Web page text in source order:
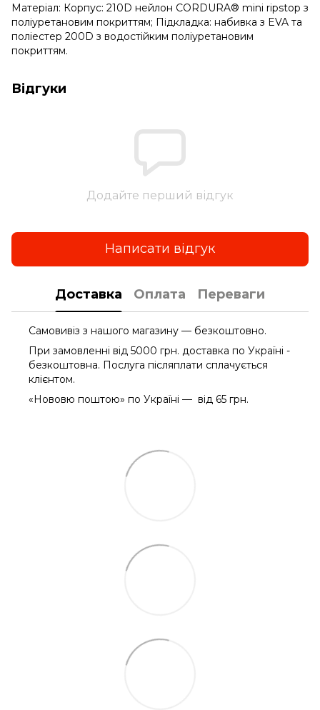
Матеріал: Корпус: 210D нейлон CORDURA® mini ripstop з
поліуретановим покриттям; Підкладка: набивка з EVA та
поліестер 200D з водостійким поліуретановим
покриттям.
Відгуки
Додайте перший відгук
Написати відгук
Доставка Оплата Переваги
Самовивіз з нашого магазину — безкоштовно.
При замовленні від 5000 грн. доставка по Україні -
безкоштовна. Послуга післяплати сплачується
клієнтом.
«Нововю поштою» по Україні — від 65 грн.